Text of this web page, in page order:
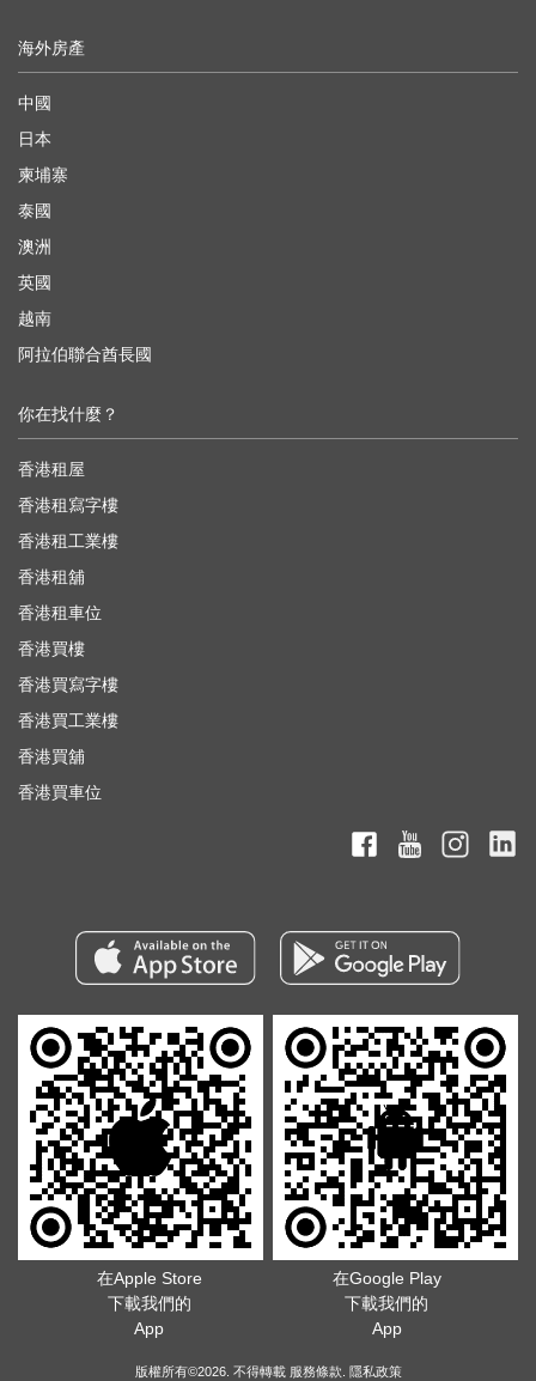
海外房產
中國
日本
柬埔寨
泰國
澳洲
英國
越南
阿拉伯聯合酋長國
你在找什麼？
香港租屋
香港租寫字樓
香港租工業樓
香港租舖
香港租車位
香港買樓
香港買寫字樓
香港買工業樓
香港買舖
香港買車位
在Apple Store
下載我們的
App
在Google Play
下載我們的
App
版權所有©2026. 不得轉載 服務條款 隱私政策